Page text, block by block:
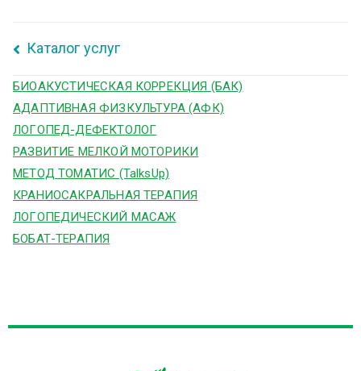
Каталог услуг
БИОАКУСТИЧЕСКАЯ КОРРЕКЦИЯ (БАК)
АДАПТИВНАЯ ФИЗКУЛЬТУРА (АФК)
ЛОГОПЕД-ДЕФЕКТОЛОГ
РАЗВИТИЕ МЕЛКОЙ МОТОРИКИ
МЕТОД ТОМАТИС (TalksUp)
КРАНИОСАКРАЛЬНАЯ ТЕРАПИЯ
ЛОГОПЕДИЧЕСКИЙ МАСАЖ
БОБАТ-ТЕРАПИЯ